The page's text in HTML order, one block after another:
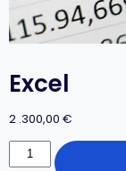
Excel
2 .300,00 €